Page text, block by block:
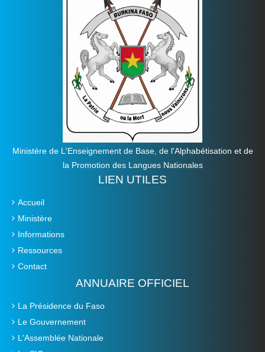
Ministère de L'Enseignement de Base, de l'Alphabétisation et de
la Promotion des Langues Nationales
LIEN UTILES
Accueil
Ministère
Informations
Ressources
Contact
ANNUAIRE OFFICIEL
La Présidence du Faso
Le Gouvernement
L'Assemblée Nationale